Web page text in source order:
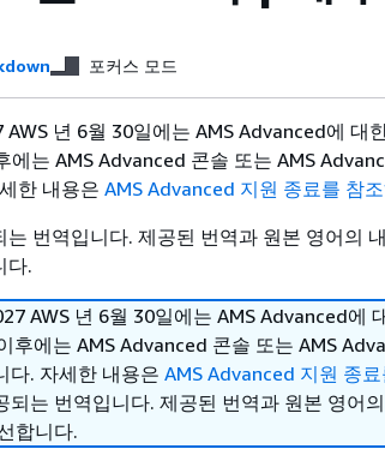
포커스 모드
AWS 년 6월 30일에는 AMS Advanced에 대
에는 AMS Advanced 콘솔 또는 AMS
한 내용은 AMS Advanced 지원 종료를 참
는 번역입니다. 제공된 번역과 원본 영어의
다.
AWS 년 6월 30일에는 AMS Advanced에
후에는 AMS Advanced 콘솔 또는 AMS
다. 자세한 내용은 AMS Advanced 지원 종
되는 번역입니다. 제공된 번역과 원본 영어
합니다.